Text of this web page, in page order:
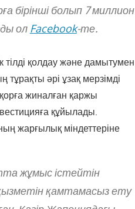
бірінші болып 7 миллион
ол Facebook-те.
қолдау және дамытумен
тұрақты әрі ұзақ мерзімді
жиналған қаржы
құйылады.
жарғылық міндеттеріне
жұмыс істейтін
қамтамасыз ету